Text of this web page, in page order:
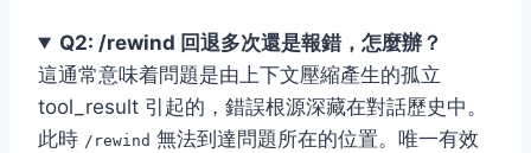
Q2: /rewind 回退多次還是報錯，怎麼辦？
這通常意味着問題是由上下文壓縮產生的孤立
tool_result 引起的，錯誤根源深藏在對話歷史中。
此時 /rewind 無法到達問題所在的位置。唯一有效